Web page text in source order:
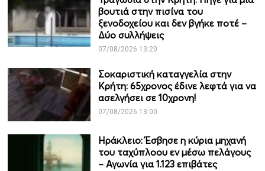
βουτιά στην πισίνα του
ξενοδοχείου και δεν βγήκε ποτέ –
Δύο συλλήψεις
07/08/2026 13:20
Σοκαριστική καταγγελία στην
Κρήτη: 65χρονος έδινε λεφτά για να
ασελγήσει σε 10χρονη!
07/08/2026 13:00
Ηράκλειο: Έσβησε η κύρια μηχανή
του ταχύπλοου εν μέσω πελάγους
– Αγωνία για 1.123 επιβάτες